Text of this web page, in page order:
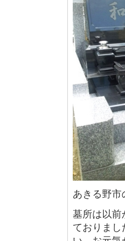
あきる野市
墓所は以前
ておりまし